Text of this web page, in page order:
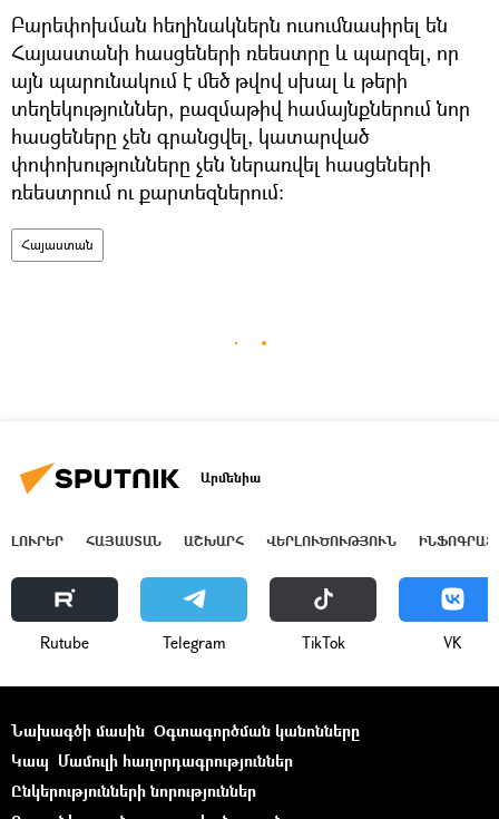
Բարեփոխման հեղինակներն ուսումնասիրել են
Հայաստանի հասցեների ռեեստրը և պարզել, որ
այն պարունակում է մեծ թվով սխալ և թերի
տեղեկություններ, բազմաթիվ համայնքներում նոր
հասցեները չեն գրանցվել, կատարված
փոփոխությունները չեն ներառվել հասցեների
ռեեստրում ու քարտեզներում։
Հայաստան
Արմենիա
ԼՈՒՐԵՐ ՀԱՅԱՍՏԱՆ ԱՇԽԱՐՀ ՎԵՐԼՈՒԾՈՒԹՅՈՒՆ
Rutube Telegram ТikТоk VK
Նախագծի մասին Օգտագործման կանոնները
Կապ Մամուլի հաղորդագրություններ
Ընկերությունների նորություններ